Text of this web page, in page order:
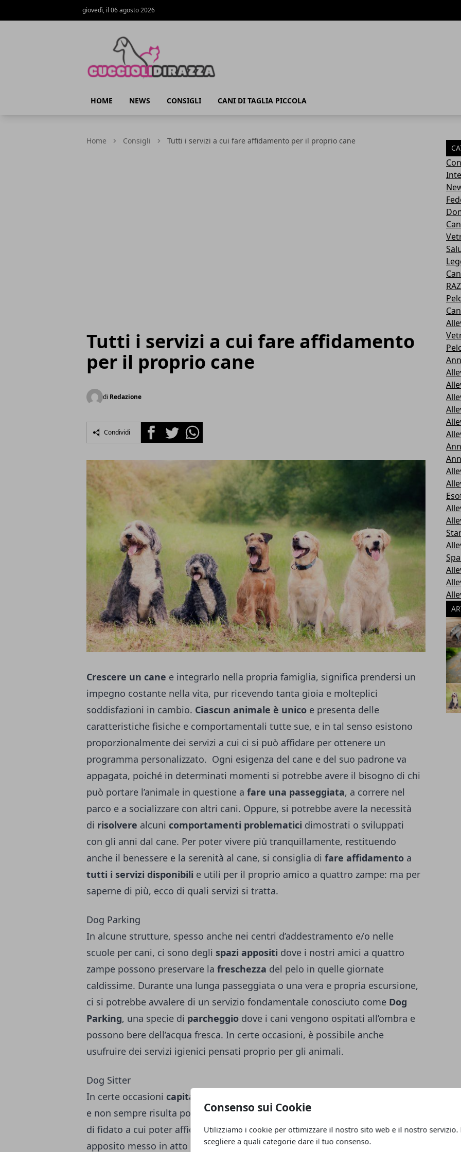
Consenso sui Cookie
Utilizziamo i cookie per ottimizzare il nostro sito web e il nostro servizio.
scegliere a quali categorie dare il tuo consenso.
giovedì, il 06 agosto 2026
HOME NEWS CONSIGLI CANI DI TAGLIA PICCOLA
Home Consigli Tutti i servizi a cui fare affidamento per il proprio cane
Tutti i servizi a cui fare affidamento
per il proprio cane
di Redazione
Condividi FacebookTwitterWhatsapp
Crescere un cane e integrarlo nella propria famiglia, significa prendersi un
impegno costante nella vita, pur ricevendo tanta gioia e molteplici
soddisfazioni in cambio. Ciascun animale è unico e presenta delle
caratteristiche fisiche e comportamentali tutte sue, e in tal senso esistono
proporzionalmente dei servizi a cui ci si può affidare per ottenere un
programma personalizzato. Ogni esigenza del cane e del suo padrone va
appagata, poiché in determinati momenti si potrebbe avere il bisogno di chi
può portare l’animale in questione a fare una passeggiata, a correre nel
parco e a socializzare con altri cani. Oppure, si potrebbe avere la necessità
di risolvere alcuni comportamenti problematici dimostrati o sviluppati
con gli anni dal cane. Per poter vivere più tranquillamente, restituendo
anche il benessere e la serenità al cane, si consiglia di fare affidamento a
tutti i servizi disponibili e utili per il proprio amico a quattro zampe: ma per
saperne di più, ecco di quali servizi si tratta.
Dog Parking
In alcune strutture, spesso anche nei centri d’addestramento e/o nelle
scuole per cani, ci sono degli spazi appositi dove i nostri amici a quattro
zampe possono preservare la freschezza del pelo in quelle giornate
caldissime. Durante una lunga passeggiata o una vera e propria escursione,
ci si potrebbe avvalere di un servizio fondamentale conosciuto come Dog
Parking, una specie di parcheggio dove i cani vengono ospitati all’ombra e
possono bere dell’acqua fresca. In certe occasioni, è possibile anche
usufruire dei servizi igienici pensati proprio per gli animali.
Dog Sitter
In certe occasioni capita di dover partire
e non sempre risulta possibile portare con sé il cane. Se non si ha qualcuno
di fidato a cui poter affidare il cucciolo, ci si può rivolgere a un servizio
apposito messo in atto da unprofessionistaconosciuto comeDog Sitter